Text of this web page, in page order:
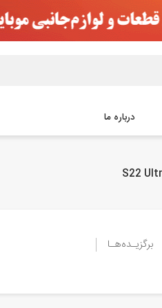
درباره ما
برگزیـده‌هـا